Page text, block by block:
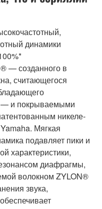
динамики
— созданного в
считающегося
— и покрываемыми
никеле-
Мягкая
подавляет пики и
характеристики,
диафрагмы,
волокном ZYLON®
звука,